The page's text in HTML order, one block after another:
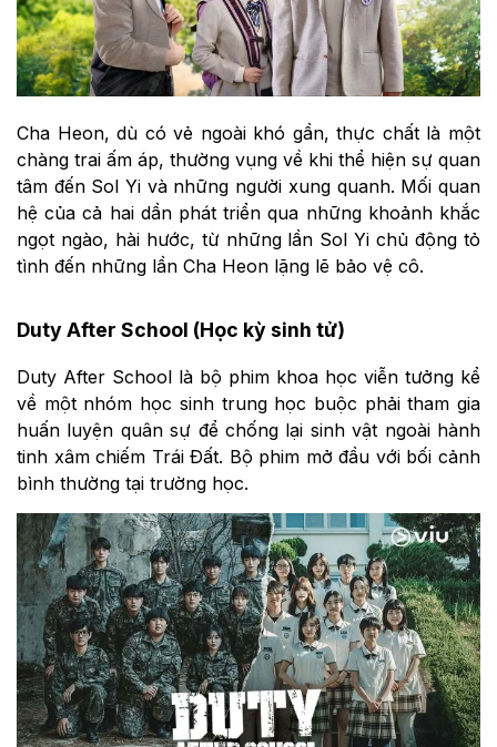
Cha Heon, dù có vẻ ngoài khó gần, thực chất là một
chàng trai ấm áp, thường vụng về khi thể hiện sự quan
tâm đến Sol Yi và những người xung quanh. Mối quan
hệ của cả hai dần phát triển qua những khoảnh khắc
ngọt ngào, hài hước, từ những lần Sol Yi chủ động tỏ
tình đến những lần Cha Heon lặng lẽ bảo vệ cô.
Duty After School (Học kỳ sinh tử)
Duty After School là bộ phim khoa học viễn tưởng kể
về một nhóm học sinh trung học buộc phải tham gia
huấn luyện quân sự để chống lại sinh vật ngoài hành
tinh xâm chiếm Trái Đất. Bộ phim mở đầu với bối cảnh
bình thường tại trường học.